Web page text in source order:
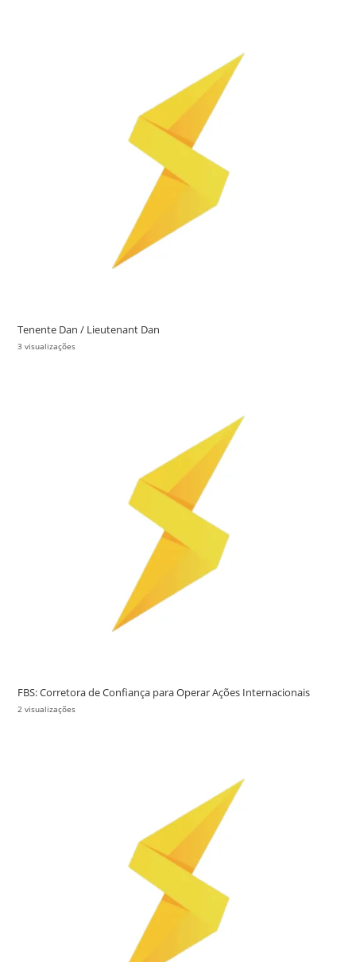
Tenente Dan / Lieutenant Dan
3 visualizações
FBS: Corretora de Confiança para Operar Ações Internacionais
2 visualizações